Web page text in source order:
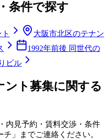
条件で探す
大阪市北区のテナン
1992年前後 同世代の
ビル
ント募集に関する
内見予約・賃料交渉・条件
」までご連絡ください。